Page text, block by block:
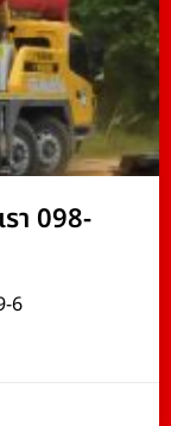
า 098-
6